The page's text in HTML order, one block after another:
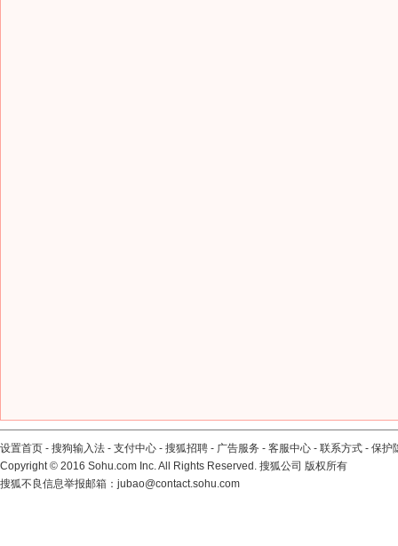
设置首页 - 搜狗输入法 - 支付中心 - 搜狐招聘 - 广告服务 - 客服中心 - 联系方式 - 保护
Copyright© 2016 Sohu.com Inc. All Rights Reserved. 搜狐公司 版权所有
搜狐不良信息举报邮箱： jubao@contact.sohu.com